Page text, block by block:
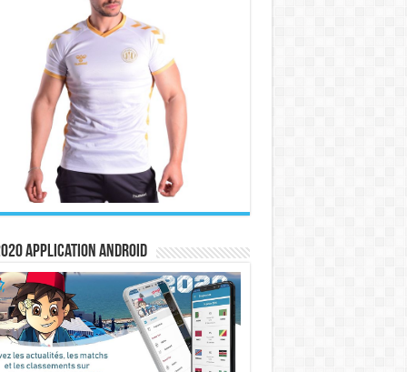
Application Android